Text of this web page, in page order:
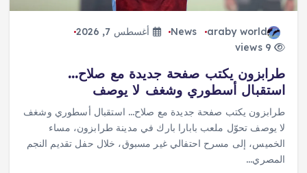
araby world
News
أغسطس 7, 2026
9 views
طرابزون يكتب صفحة جديدة مع صلاح…
استقبال أسطوري وشغف لا يوصف
طرابزون يكتب صفحة جديدة مع صلاح… استقبال أسطوري وشغف
لا يوصف تحوّل ملعب بابارا بارك في مدينة طرابزون، مساء
الخميس، إلى مسرح احتفالي غير مسبوق، خلال حفل تقديم النجم
المصري…